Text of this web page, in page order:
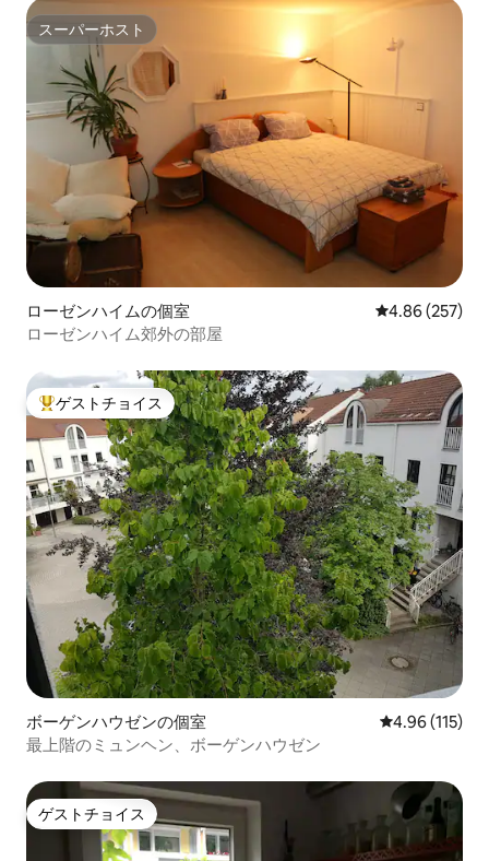
スーパーホスト
スーパーホスト
ローゼンハイムの個室 レビュー257
4.86 (257)
ローゼンハイム郊外の部屋
大好評のゲストチョイスです。
ゲストチョイス
ボーゲンハウゼンの個室 レビュー115
4.96 (115)
最上階のミュンヘン、ボーゲンハウゼン
ゲストチョイス
ゲストチョイス